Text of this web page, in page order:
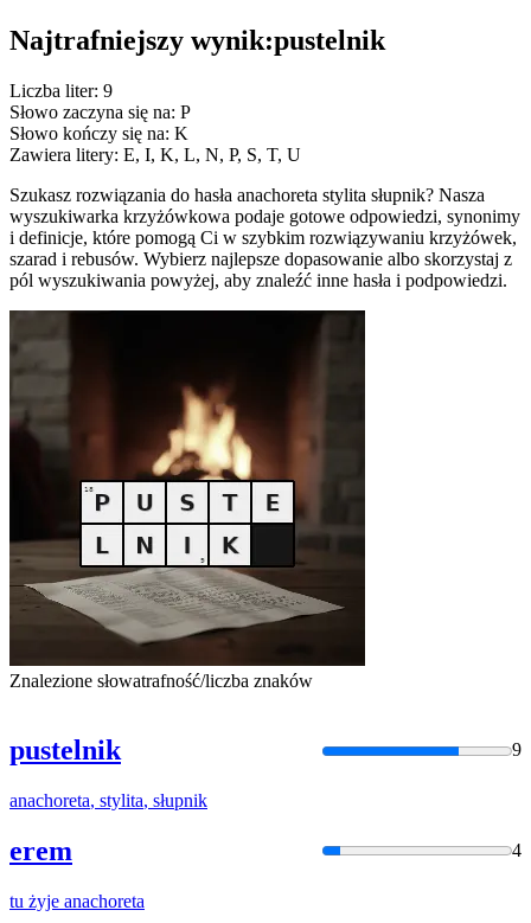
Najtrafniejszy wynik:pustelnik
Liczba liter: 9
Słowo zaczyna się na: P
Słowo kończy się na: K
Zawiera litery: E, I, K, L, N, P, S, T, U
Szukasz rozwiązania do hasła anachoreta stylita słupnik? Nasza
wyszukiwarka krzyżówkowa podaje gotowe odpowiedzi, synonimy
i definicje, które pomogą Ci w szybkim rozwiązywaniu krzyżówek,
szarad i rebusów. Wybierz najlepsze dopasowanie albo skorzystaj z
pól wyszukiwania powyżej, aby znaleźć inne hasła i podpowiedzi.
Znalezione słowatrafność/liczba znaków
pustelnik 9
anachoreta, stylita, słupnik
erem 4
tu żyje anachoreta